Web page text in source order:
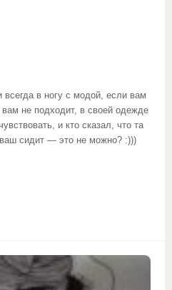
всегда в ногу с модой, если вам
вам не подходит, в своей одежде
и кто сказал, что та
сидит — это не можно? :)))